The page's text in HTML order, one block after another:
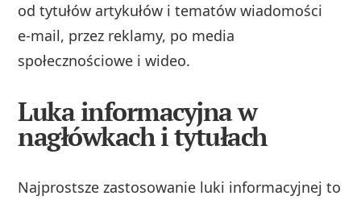
od tytułów artykułów i tematów wiadomości
e‑mail, przez reklamy, po media
społecznościowe i wideo.
Luka informacyjna w
nagłówkach i tytułach
Najprostsze zastosowanie luki informacyjnej to